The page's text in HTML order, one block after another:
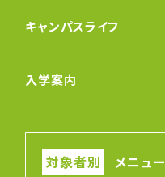
キャンパスライフ
入学案内
メニュー